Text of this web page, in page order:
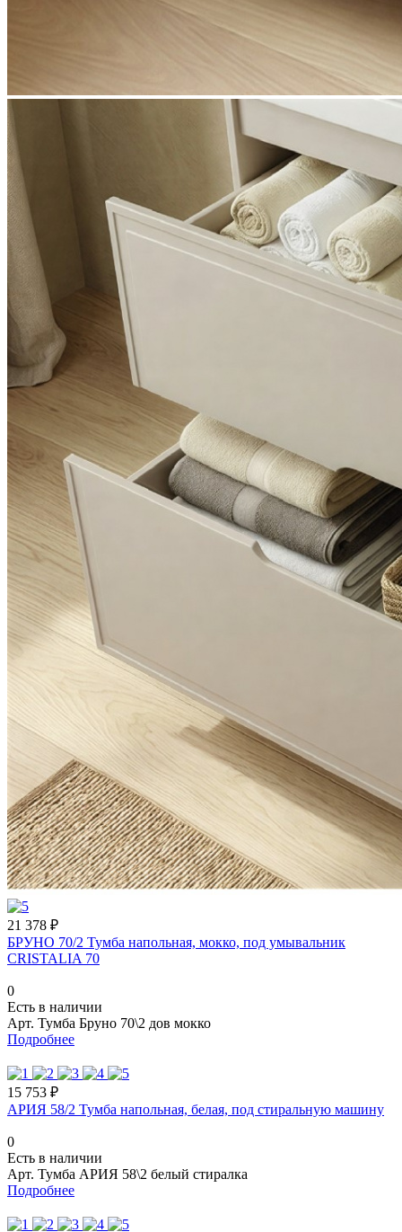
21 378 ₽
БРУНО 70/2 Тумба напольная, мокко, под умывальник
CRISTALIA 70
0
Есть в наличии
Арт. Тумба Бруно 70\2 дов мокко
Подробнее
15 753 ₽
АРИЯ 58/2 Тумба напольная, белая, под стиральную машину
0
Есть в наличии
Арт. Тумба АРИЯ 58\2 белый стиралка
Подробнее